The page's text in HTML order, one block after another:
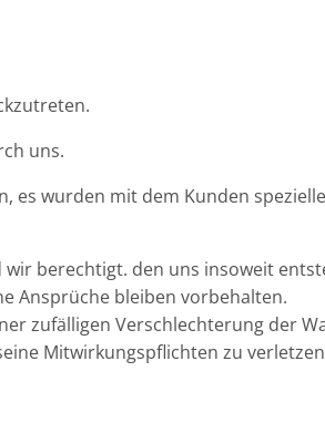
uns.
es wurden mit dem Kunden
berechtigt. den uns insoweit
Ansprüche bleiben vorbehalten.
zufälligen Verschlechterung der
Mitwirkungspflichten zu